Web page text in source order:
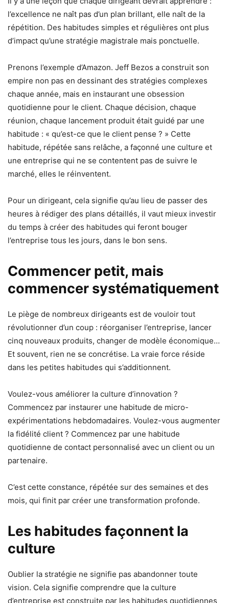
l’excellence ne naît pas d’un plan brillant, elle naît de la
répétition. Des habitudes simples et régulières ont plus
d’impact qu’une stratégie magistrale mais ponctuelle.
Prenons l’exemple d’Amazon. Jeff Bezos a construit son
empire non pas en dessinant des stratégies complexes
chaque année, mais en instaurant une obsession
quotidienne pour le client. Chaque décision, chaque
réunion, chaque lancement produit était guidé par une
habitude : « qu’est-ce que le client pense ? » Cette
habitude, répétée sans relâche, a façonné une culture et
une entreprise qui ne se contentent pas de suivre le
marché, elles le réinventent.
Pour un dirigeant, cela signifie qu’au lieu de passer des
heures à rédiger des plans détaillés, il vaut mieux investir
du temps à créer des habitudes qui feront bouger
l’entreprise tous les jours, dans le bon sens.
Commencer petit, mais
commencer systématiquement
Le piège de nombreux dirigeants est de vouloir tout
révolutionner d’un coup : réorganiser l’entreprise, lancer
cinq nouveaux produits, changer de modèle économique…
Et souvent, rien ne se concrétise. La vraie force réside
dans les petites habitudes qui s’additionnent.
Voulez-vous améliorer la culture d’innovation ?
Commencez par instaurer une habitude de micro-
expérimentations hebdomadaires. Voulez-vous augmenter
la fidélité client ? Commencez par une habitude
quotidienne de contact personnalisé avec un client ou un
partenaire.
C’est cette constance, répétée sur des semaines et des
mois, qui finit par créer une transformation profonde.
Les habitudes façonnent la
culture
Oublier la stratégie ne signifie pas abandonner toute
vision. Cela signifie comprendre que la culture
d’entreprise est construite par les habitudes quotidiennes